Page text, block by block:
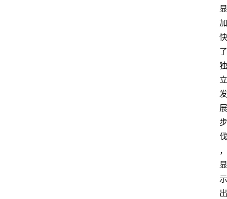
显
加
快
了
独
立
发
展
步
伐
，
显
示
出